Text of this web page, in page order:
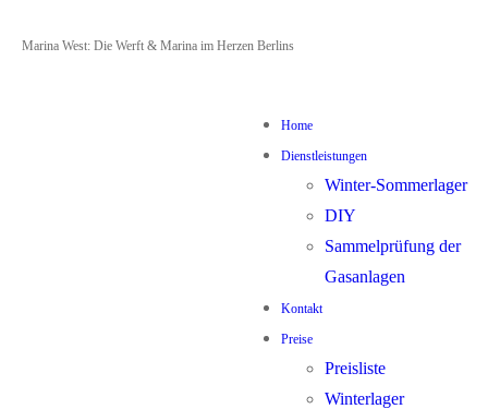
Zum
Menü
Schließen
Marina West: Die Werft & Marina im Herzen Berlins
Home
Dienstleistungen
Winter-Sommerlager
DIY
Sammelprüfung der
Gasanlagen
Kontakt
Preise
Preisliste
Winterlager